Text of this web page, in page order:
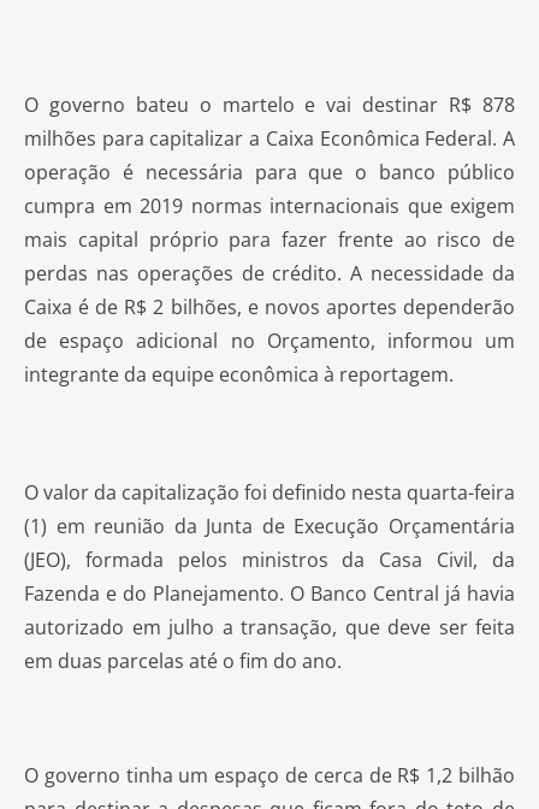
O governo bateu o martelo e vai destinar R$ 878
milhões para capitalizar a Caixa Econômica Federal. A
operação é necessária para que o banco público
cumpra em 2019 normas internacionais que exigem
mais capital próprio para fazer frente ao risco de
perdas nas operações de crédito. A necessidade da
Caixa é de R$ 2 bilhões, e novos aportes dependerão
de espaço adicional no Orçamento, informou um
integrante da equipe econômica à reportagem.
O valor da capitalização foi definido nesta quarta-feira
(1) em reunião da Junta de Execução Orçamentária
(JEO), formada pelos ministros da Casa Civil, da
Fazenda e do Planejamento. O Banco Central já havia
autorizado em julho a transação, que deve ser feita
em duas parcelas até o fim do ano.
O governo tinha um espaço de cerca de R$ 1,2 bilhão